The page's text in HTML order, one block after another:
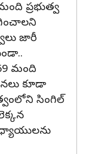
ప్రభుత్వ
జారీ
మంది
కూడా
సింగిల్